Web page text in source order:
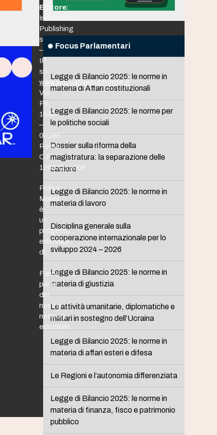
Focus Parlamentari
Legge di Bilancio 2025: le norme in
materia di Affari costituzionali
Legge di Bilancio 2025: le norme per
le politiche sociali
Dossier sulla riforma della
magistratura: la separazione delle
carriere
Legge di Bilancio 2025: le norme in
materia di lavoro
Disciplina generale sulla
cooperazione internazionale per lo
sviluppo 2024 – 2026
Legge di Bilancio 2025: le norme in
materia di giustizia
Le attività umanitarie, diplomatiche e
militari in sostegno dell’Ucraina
Legge di Bilancio 2025: le norme in
materia di affari esteri e difesa
Le Regioni e l’autonomia differenziata
Legge di Bilancio 2025: le norme in
materia di finanza, fisco e patrimonio
pubblico
Editore:
Innovative
Publishing
srl
–
IP
srl
www.innovativepublishing.it
Via
Po,
16/B
–
00198
Roma
C.F.
12653211008
Policy
Maker
è
un
progetto
editoriale
di
Fanno
parte
del
nostro
network
editoriale: